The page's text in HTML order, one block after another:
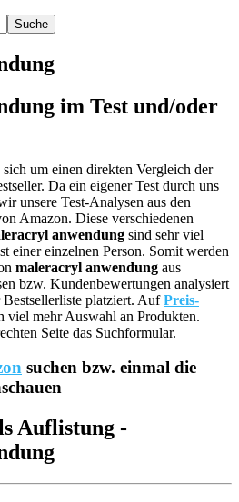
im Test und/oder
um einen direkten Vergleich der
Da ein eigener Test durch uns
unsere Test-Analysen aus den
Amazon. Diese verschiedenen
anwendung sind sehr viel
einer einzelnen Person. Somit werden
maleracryl anwendung aus
bzw. Kundenbewertungen analysiert
Bestsellerliste platziert. AufPreis-
viel mehr Auswahl an Produkten.
Seite das Suchformular.
suchen bzw. einmal die
Auflistung -